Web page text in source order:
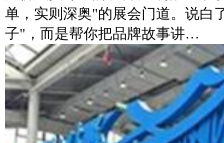
单，实则深奥"的展会门道。说白
子"，而是帮你把品牌故事讲…